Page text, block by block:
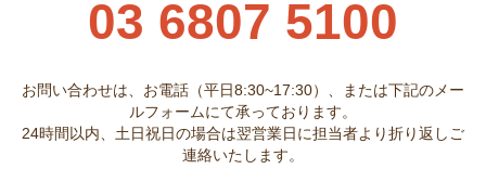
03 6807 5100
お問い合わせは、お電話（平日8:30~17:30）、または下記のメー
ルフォームにて承っております。
24時間以内、土日祝日の場合は翌営業日に担当者より折り返しご
連絡いたします。